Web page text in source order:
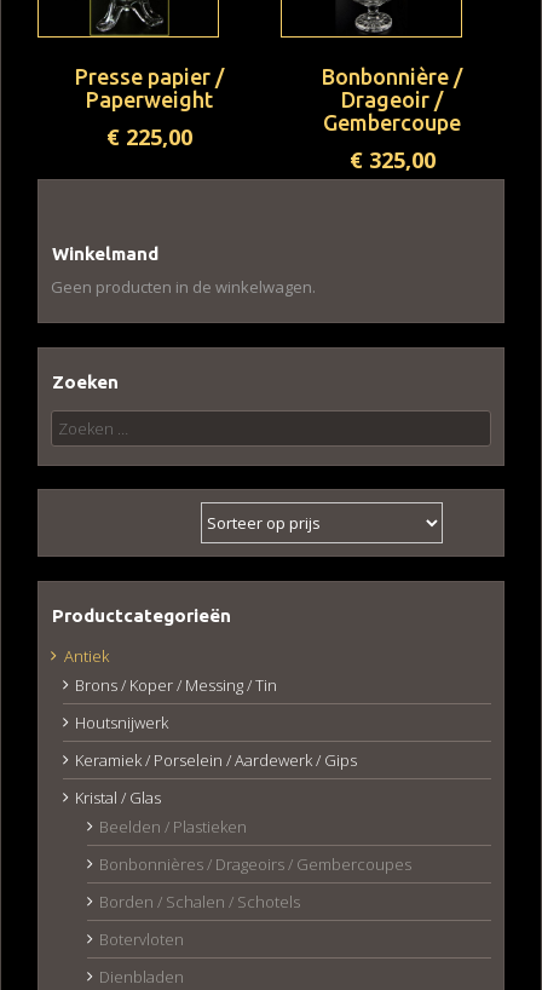
Presse papier /
Paperweight
€ 225,00
Bonbonnière /
Drageoir /
Gembercoupe
€325,00
Winkelmand
Geen producten in de winkelwagen.
Zoeken
Zoeken
naar:
Productcategorieën
Antiek
Brons / Koper / Messing / Tin
Houtsnijwerk
Keramiek / Porselein / Aardewerk / Gips
Kristal / Glas
Beelden / Plastieken
Bonbonnières / Drageoirs / Gembercoupes
Borden / Schalen / Schotels
Botervloten
Dienbladen